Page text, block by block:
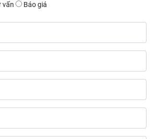
vấn Báo giá